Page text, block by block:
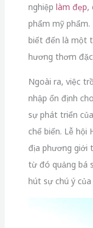
nghiệp làm đẹp,
phẩm mỹ
biết đến là một
hương thơm
Ngoài ra, việc
nhập ổn định
sự phát triển
chế biến. Lễ hội
địa phương giới
từ đó quảng bá
hút sự chú ý